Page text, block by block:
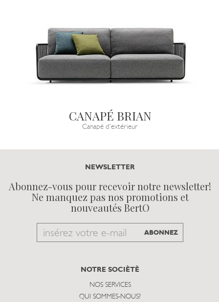
CANAPÉ BRIAN
Canapé d’extérieur
NEWSLETTER
Abonnez-vous pour recevoir notre newsletter!
Ne manquez pas nos promotions et
nouveautés BertO
Email
subscribe
ABONNEZ
NOTRE SOCIÈTÈ
NOS SERVICES
QUI SOMMES-NOUS?